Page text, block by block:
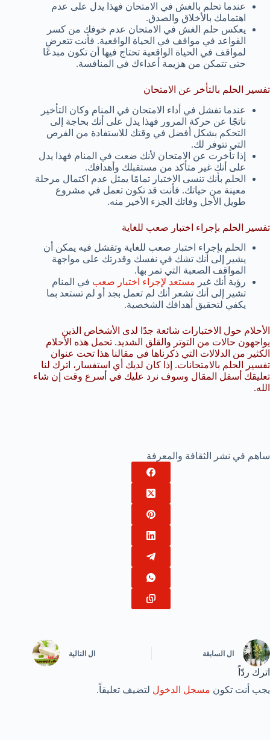
عندما تحلم بالغش في الامتحان فهذا يدل على عدم
اهتمامك بالأخلاق والصدق.
يعكس حلم الغش في الامتحان عدم خوفك من كسر
القواعد في مواقف في الحياة الواقعية. فأنت تتعرض
لمواقف في الحياة الواقعية تحتاج فيها أن تكون مبدعًا
حتى تتمكن من هزيمة أعداءك في المنافسة.
تفسير الحلم بالتأخر عن الامتحان
عندما تفشل في أداء الامتحان في المنام وكان التأخير
ناتجًا عن حركة المرور فهذا يدل على أنك بحاجة إلى
التحكم بشكل أفضل في وقتك للاستفادة من الفرص
التي تتوفر لك.
إذا تأخرت عن الامتحان لأنك ضعت في المنام فهذا يدل
على أنك غير متأكد من مستقبلك وأهدافك.
الحلم بأنك تنسى الاختبار تمامًا يمثل عدم اكتمال مرحلة
معينة من حياتك. فأنت قد تكون تعمل في مشروع
طويل الأجل وفاتك الجزء الأخير منه.
تفسير الحلم بإجراء اختبار صعب للغاية
الحلم بإجراء اختبار صعب للغاية وتفشل فيه يمكن أن
يشير إلى أنك تشك في نفسك وقدرتك على مواجهة
المواقف الصعبة التي تمر بها.
رؤية أنك غير مستعد لإجراء اختبار صعب في المنام
تشير إلى أنك تشعر أنك لم تعمل بجد أو لم تستعد بما
يكفي لتحقيق أهدافك الشخصية.
الأحلام حول الاختبارات شائعة جدًا لدى الأشخاص الذين
يواجهون حالات من التوتر والقلق الشديد. تحمل هذه الأحلام
الكثير من الدلالات التي ذكرناها في مقالنا هذا تحت عنوان
تفسير الحلم بالامتحانات. إذا كان لديك أي استفسار، اترك لنا
تعليقك أسفل المقال وسوف نرد عليك في أسرع وقت إن شاء
الله.
ساهم في نشر الثقافة والمعرفة
ال السابقة ال التالية
اترك ردّاً
يجب أنت تكون مسجل الدخول لتضيف تعليقاً.